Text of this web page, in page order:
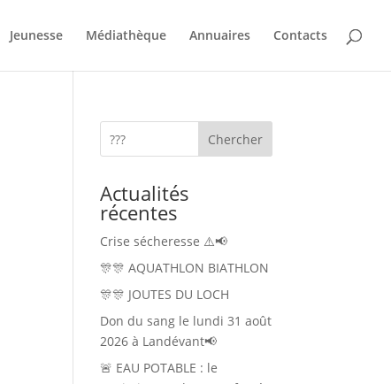
Jeunesse Médiathèque Annuaires Contacts
Chercher
Actualités
récentes
Crise sécheresse ⚠️📢
🎊🎊 AQUATHLON BIATHLON
🎊🎊 JOUTES DU LOCH
Don du sang le lundi 31 août
2026 à Landévant📢
🚨 EAU POTABLE : le